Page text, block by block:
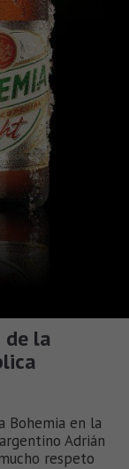
de la
Bohemia en la
Adrián
respeto